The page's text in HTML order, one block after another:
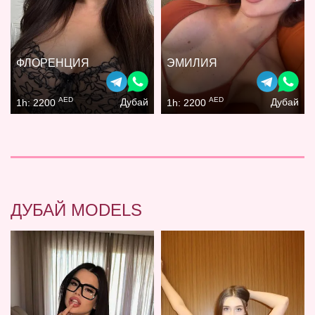
ФЛОРЕНЦИЯ
1h: 2200 AED Дубай
ЭМИЛИЯ
1h: 2200 AED Дубай
ДУБАЙ MODELS